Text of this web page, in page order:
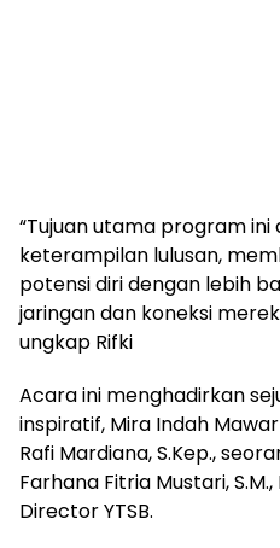
“Tujuan utama program
keterampilan lulusan,
potensi diri dengan lebih
jaringan dan koneksi
ungkap Rifki
Acara ini menghadirkan
inspiratif, Mira Indah
Rafi Mardiana, S.Kep.,
Farhana Fitria Mustari,
Director YTSB.